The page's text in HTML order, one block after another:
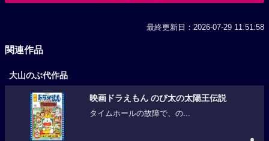
最終更新日：2026-07-29 11:51:58
関連作品
大山のぶ代作品
映画ドラえもん のび太の太陽王伝説
タイムホールの故障で、の...